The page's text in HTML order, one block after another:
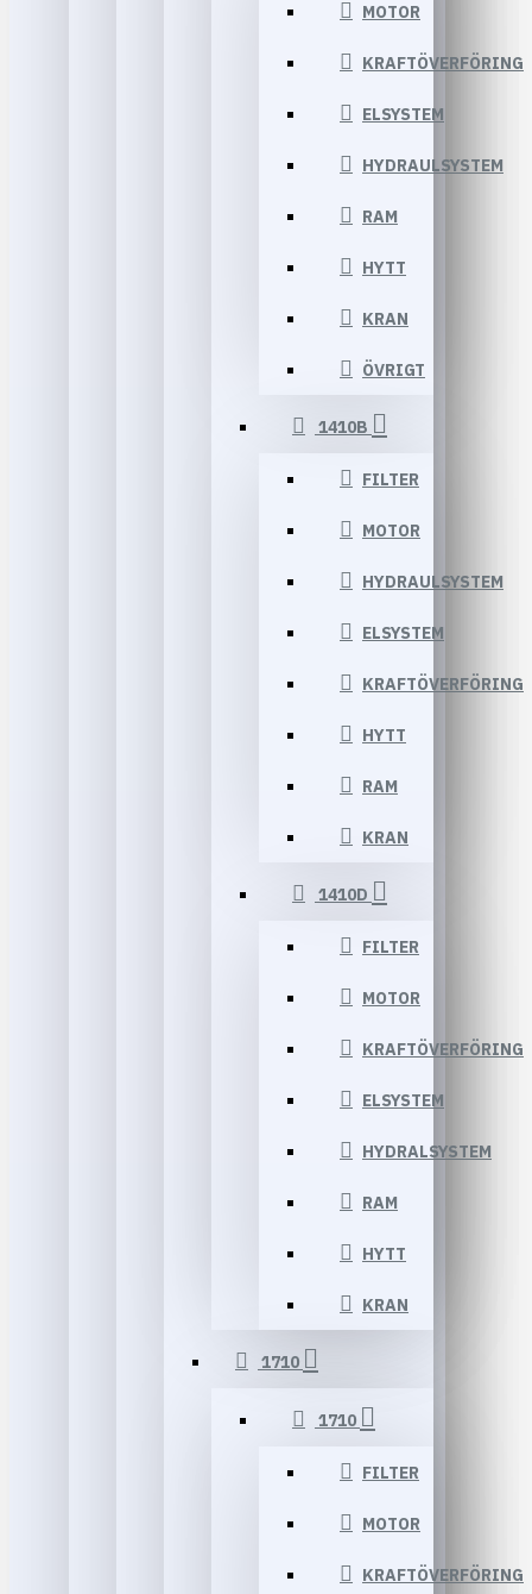
MOTOR
KRAFTÖVERFÖRING
ELSYSTEM
HYDRAULSYSTEM
RAM
HYTT
KRAN
ÖVRIGT
1410B
FILTER
MOTOR
HYDRAULSYSTEM
ELSYSTEM
KRAFTÖVERFÖRING
HYTT
RAM
KRAN
1410D
FILTER
MOTOR
KRAFTÖVERFÖRING
ELSYSTEM
HYDRALSYSTEM
RAM
HYTT
KRAN
1710
1710
FILTER
MOTOR
KRAFTÖVERFÖRING